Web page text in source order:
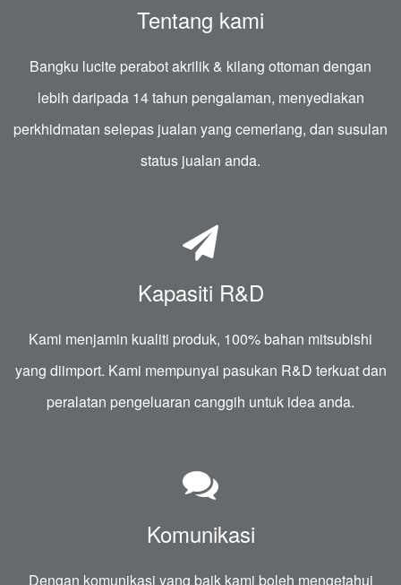
Tentang kami
Bangku lucite perabot akrilik & kilang ottoman dengan
lebih daripada 14 tahun pengalaman, menyediakan
perkhidmatan selepas jualan yang cemerlang, dan susulan
status jualan anda.
Kapasiti R&D
Kami menjamin kualiti produk, 100% bahan mitsubishi
yang diimport. Kami mempunyai pasukan R&D terkuat dan
peralatan pengeluaran canggih untuk idea anda.
Komunikasi
Dengan komunikasi yang baik kami boleh mengetahui